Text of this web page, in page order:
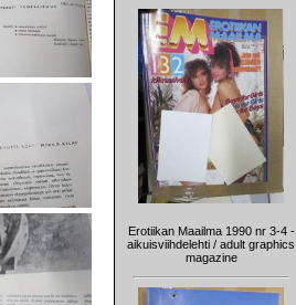
Erotiikan Maailma 1990 nr 3-4 -
aikuisviihdelehti / adult graphics
magazine